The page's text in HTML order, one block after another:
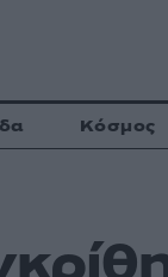
Κόσμος